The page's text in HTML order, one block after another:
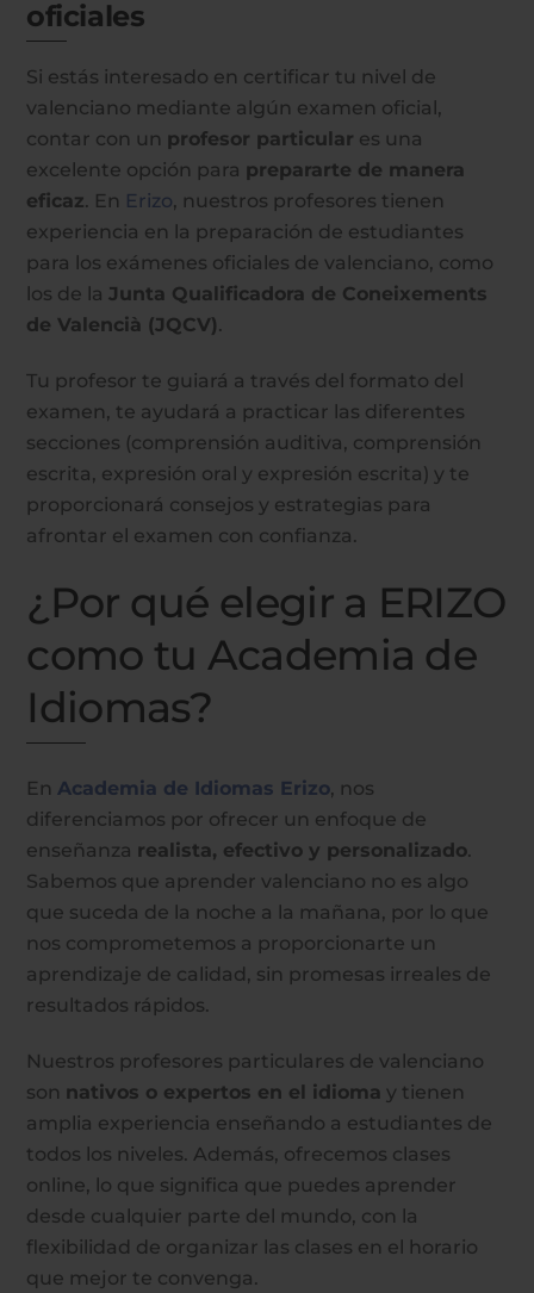
oficiales
Si estás interesado en certificar tu nivel de
valenciano mediante algún examen oficial,
contar con un profesor particular es una
excelente opción para prepararte de manera
eficaz. En Erizo, nuestros profesores tienen
experiencia en la preparación de estudiantes
para los exámenes oficiales de valenciano, como
los de laJunta Qualificadora de Coneixements
de Valencià (JQCV).
Tu profesor te guiará a través del formato del
examen, te ayudará a practicar las diferentes
secciones (comprensión auditiva, comprensión
escrita, expresión oral y expresión escrita) y te
proporcionará consejos y estrategias para
afrontar el examen con confianza.
¿Por qué elegir a ERIZO
como tu Academia de
Idiomas?
EnAcademia de Idiomas Erizo, nos
diferenciamos por ofrecer un enfoque de
enseñanza realista, efectivo y personalizado.
Sabemos que aprender valenciano no es algo
que suceda de la noche a la mañana, por lo que
nos comprometemos a proporcionarte un
aprendizaje de calidad, sin promesas irreales de
resultados rápidos.
Nuestros profesores particulares de valenciano
son nativos o expertos en el idioma y tienen
amplia experiencia enseñando a estudiantes de
todos los niveles. Además, ofrecemos clases
online, lo que significa que puedes aprender
desde cualquier parte del mundo, con la
flexibilidad de organizar las clases en el horario
que mejor te convenga.